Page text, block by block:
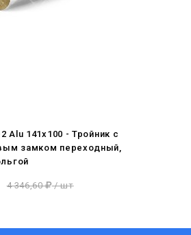
Alu 141x100 - Тройник c
замком переходный,
4 346,60 / шт